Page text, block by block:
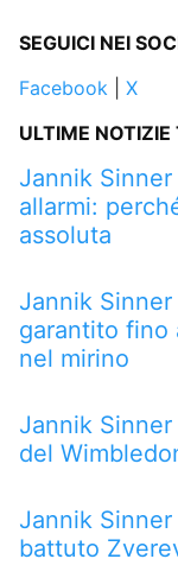
SEGUICI NEI
Facebook
X
ULTIME NOTIZIE
Jannik
allarmi:
assoluta
Jannik Sinner
garantito fino
nel mirino
Jannik
del
Jannik
battuto